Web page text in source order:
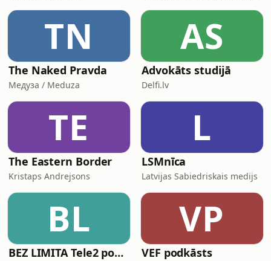
TN
The Naked Pravda
Медуза / Meduza
AS
Advokāts studijā
Delfi.lv
TE
The Eastern Border
Kristaps Andrejsons
L
LSMnīca
Latvijas Sabiedriskais medijs
BL
BEZ LIMITA Tele2 podkāsts
VP
VEF podkāsts